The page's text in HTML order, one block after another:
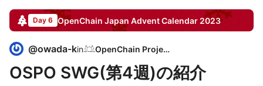
Day 6 OpenChain Japan Advent Calendar 2023
@owada-kin OpenChain Project
OSPO SWG(第4週)の紹介